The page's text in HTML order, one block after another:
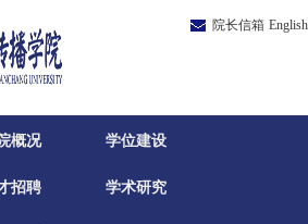
院长信箱 English
概况 学位建设
招聘 学术研究